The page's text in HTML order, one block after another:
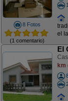
8 Fotos
(1 comentario)
el
El
km